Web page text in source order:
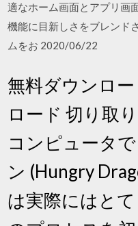
適なホーム画面とアプリ画
機能に目新しさをブレンド
ムをお 2020/06/22
無料ダウンロー
ロード 切り取
コンピュータ
ン (Hungry
は実際にはと